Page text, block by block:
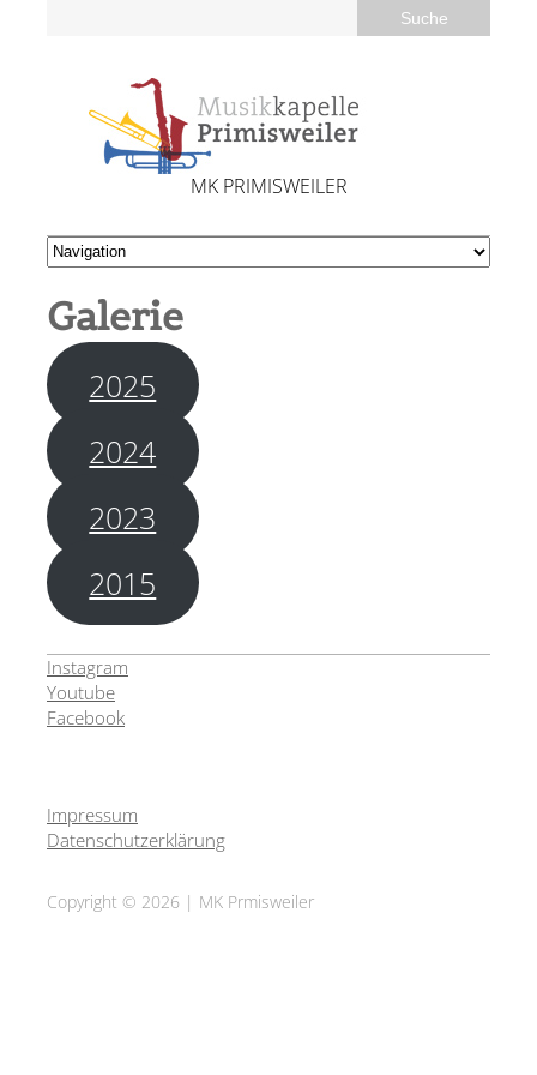
MK PRIMISWEILER
Galerie
2025
2024
2023
2015
Instagram
Youtube
Facebook
Impressum
Datenschutzerklärung
Copyright © 2026 | MK Prmisweiler